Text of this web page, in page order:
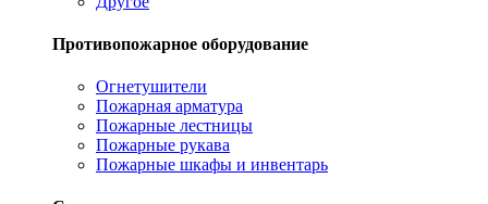
Противопожарное оборудование
Огнетушители
Пожарная арматура
Пожарные лестницы
Пожарные рукава
Пожарные шкафы и инвентарь